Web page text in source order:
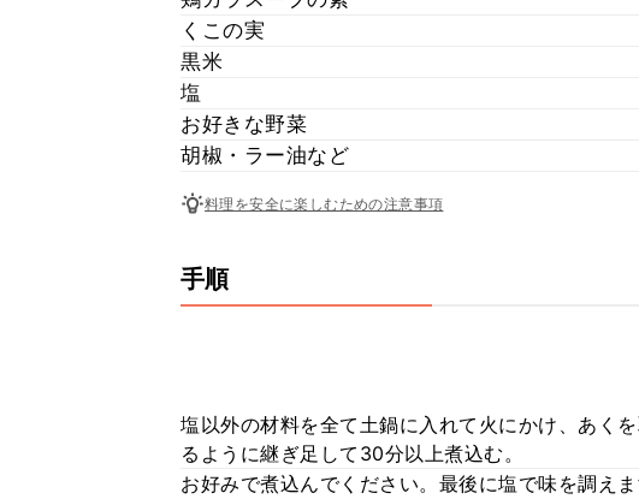
くこの実
黒米
塩
お好きな野菜
胡椒・ラー油など
料理を安全に楽しむための注意事項
手順
塩以外の材料を全て土鍋に入れて火にかけ、あく
るように継ぎ足して30分以上煮込む。
お好みで煮込んでください。最後に塩で味を調え